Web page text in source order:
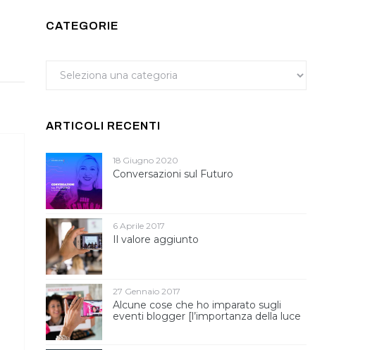
CATEGORIE
ARTICOLI RECENTI
Conversazioni sul Futuro
18 Giugno 2020
Il valore aggiunto
6 Aprile 2017
Alcune cose che ho imparato sugli
eventi blogger [l’importanza della luce
27 Gennaio 2017